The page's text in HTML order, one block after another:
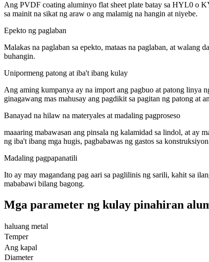
Ang PVDF coating aluminyo flat sheet plate batay sa HYL0 o
sa mainit na sikat ng araw o ang malamig na hangin at niyebe.
Epekto ng paglaban
Malakas na paglaban sa epekto, mataas na paglaban, at
buhangin.
Unipormeng patong at iba't ibang kulay
Ang aming kumpanya ay na import ang pagbuo at patong linya
ginagawang mas mahusay ang pagdikit sa pagitan ng patong at
Banayad na hilaw na materyales at madaling pagproseso
maaaring mabawasan ang pinsala ng kalamidad sa lindol, at ay
ng iba't ibang mga hugis, pagbabawas ng gastos sa
Madaling pagpapanatili
Ito ay may magandang pag aari sa paglilinis ng sarili, kahit sa
mababawi bilang bagong.
Mga parameter ng kulay pinahiran
haluang metal
Temper
Ang kapal
Diameter